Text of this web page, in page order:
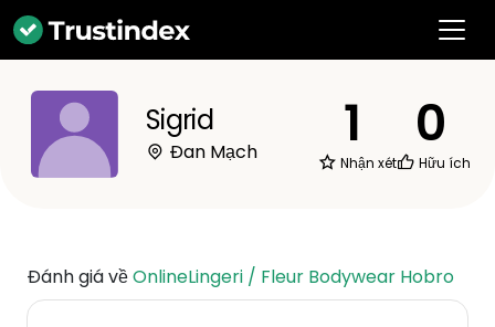
Sigrid
Đan Mạch 1
Nhận xét
0
Hữu ích
Đánh giá vềOnlineLingeri / Fleur Bodywear Hobro